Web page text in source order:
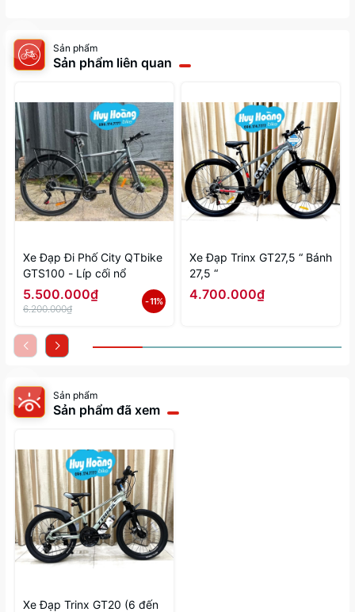
Sản phẩm
Sản phẩm liên quan
Xe Đạp Đi Phố City QTbike
GTS100 - Líp cối nổ
5.500.000₫
6.200.000₫
- 11%
Xe Đạp Trinx GT27,5 “ Bánh
27,5 “
4.700.000₫
Sản phẩm
Sản phẩm đã xem
Xe Đạp Trinx GT20 (6 đến